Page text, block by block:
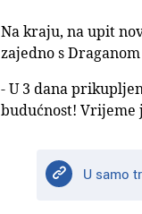
Na kraju, na upit
zajedno s
- U 3 dana
budućnost! Vrijeme
U samo